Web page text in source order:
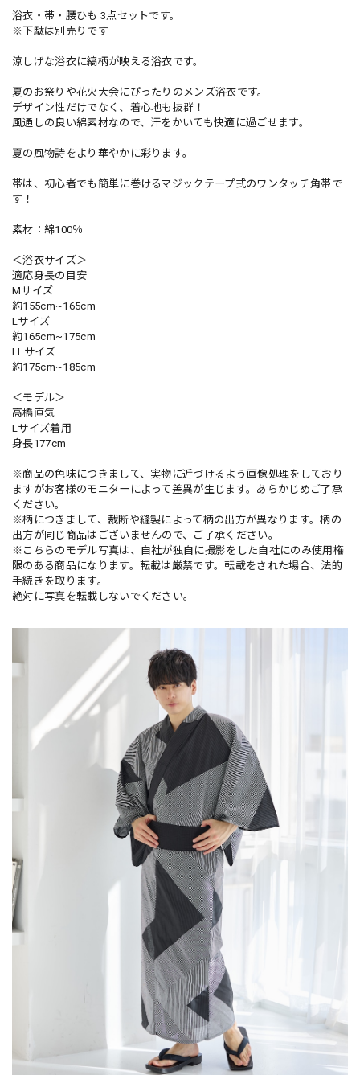
浴衣・帯・腰ひも 3点セットです。
※下駄は別売りです
涼しげな浴衣に縞柄が映える浴衣です。
夏のお祭りや花火大会にぴったりのメンズ浴衣です。
デザイン性だけでなく、着心地も抜群！
風通しの良い綿素材なので、汗をかいても快適に過ごせます。
夏の風物詩をより華やかに彩ります。
帯は、初心者でも簡単に巻けるマジックテープ式のワンタッチ角帯で
す！
素材：綿100％
＜浴衣サイズ＞
適応身長の目安
Mサイズ
約155cm~165cm
Lサイズ
約165cm~175cm
LLサイズ
約175cm~185cm
＜モデル＞
高橋直気
Lサイズ着用
身長177cm
※商品の色味につきまして、実物に近づけるよう画像処理をしており
ますがお客様のモニターによって差異が生じます。あらかじめご了承
ください。
※柄につきまして、裁断や縫製によって柄の出方が異なります。柄の
出方が同じ商品はございませんので、ご了承ください。
※こちらのモデル写真は、自社が独自に撮影をした自社にのみ使用権
限のある商品になります。転載は厳禁です。転載をされた場合、法的
手続きを取ります。
絶対に写真を転載しないでください。